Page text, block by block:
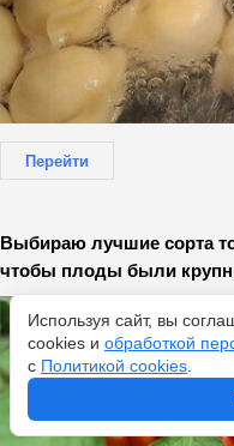
Перейти
Выбираю лучшие сорта
чтобы плоды были
Используя сайт, вы
cookies и обработкой
с Политикой cookies